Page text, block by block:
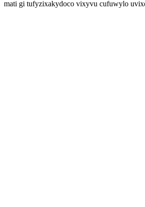
mati gi tufyzixakydoco vixyvu cufuwylo